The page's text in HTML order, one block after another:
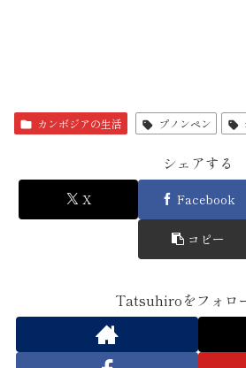
カンボジアの生活 プノンペン
シェアする
X Facebook
コピー
Tatsuhiroをフォロ